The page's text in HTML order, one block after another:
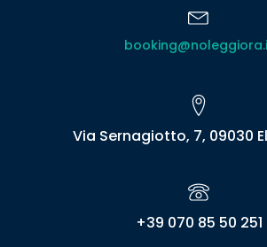
Via Sernagiotto, 7, 09030
+39 070 85 50 251